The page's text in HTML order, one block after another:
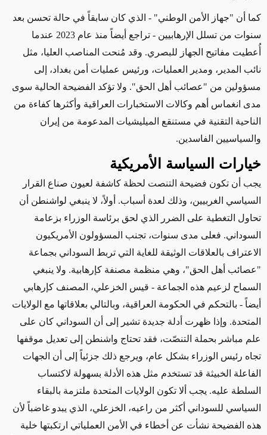
كما أن "جهاز الأمن الوطني" - الذي كان سابقاً في حالة تحسن بعد
سنوات من تسلل الإرهابيين - تراجع أيضاً منذ عام 2023 عندما
أُعطيت مفاتيح الجهاز للبصري. وقد مُنحت المناصب العليا، مثل
نائب المدير، ومدير العمليات، ورئيس عمليات أمن بغداد، إلى
مسؤولين من "عصائب أهل الحق". ولا تؤكد الفضيحة الحالية سوى
مدى انغماس أهم وكالات الاستخبارات العراقية وأكثرها كفاءة من
الناحية التقنية في مستنقع الميليشيات المدعومة من إيران
والسياسيين الفاسدين.
خيارات السياسة الأمر يكية
يجب أن تكون فضيحة التنصت لحظة كاشفة لعيون صناع القرار
السياسي الغربيين، وذلك لعدة أسباب. أولاً، لا ينبغي لواشنطن أن
تحاول التغطية على الضرر الذي لحق برئاسة الوزراء بزعامة
السوداني. فعلى مدى سنوات، تجنب المسؤولون الأمريكيون
الاعتراف بالعلاقات الوثيقة للغاية التي تربط السوداني بجماعة
"عصائب أهل الحق"، وهي منظمة مصنفة كإرهابية. ولا ينبغي
السماح لزعيم هذه الجماعة - قيس الخزعلي، المصنف كإرهابي
أيضاً - بالتحكم في الحكومة العراقية، وبالتالي بعلاقاتها مع الولايات
المتحدة. وإذا ظهرت أدلة جديدة تشير إلى أن السوداني كان على
علم مباشر بحملة التنصّت، فقد تحتاج واشنطن إلى تعديل موقفها
تجاه رئيس الوزراء بشكل عام، ويرجع ذلك جزئياً إلى أن الجهات
الفاعلة الخبيثة قد تستخدم مثل هذه الأدلة بسهولة لاكتساب
السلطة عليه. يجب ألا تكون الولايات المتحدة ملتزمة بالبقاء
السياسي للسوداني أكثر من راعيه، الخزعلي، الذي يبدو غاضباً لأن
هذه الفضيحة نشأت عن أخطاء في الأمن العملياتي ارتكبتها خلية